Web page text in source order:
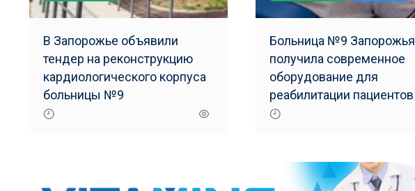
В Запорожье объявили
тендер на реконструкцию
кардиологического корпуса
больницы №9
Больница №9 Запорожья
получила современное
оборудование для
реабилитации пациентов